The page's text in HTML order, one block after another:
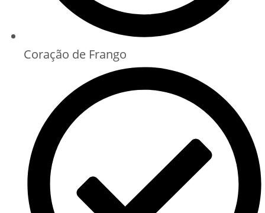
Coração de Frango